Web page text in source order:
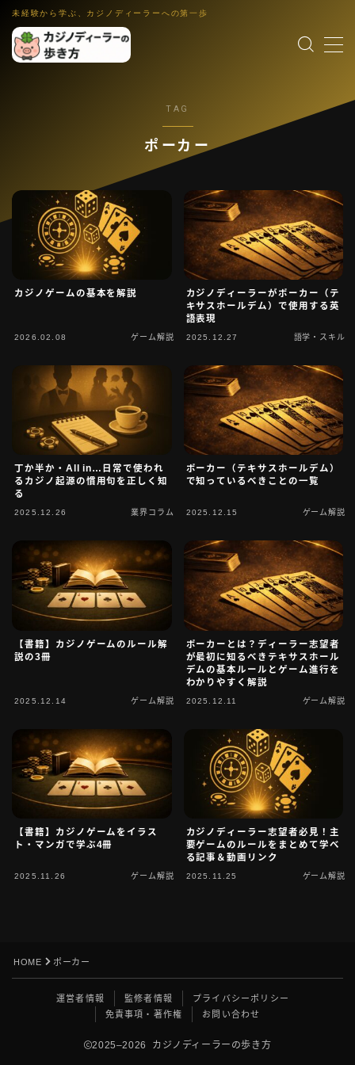
未経験から学ぶ、カジノディーラーへの第一歩
MENU
各ゲーム・控除率・ルール入門
働き方・キャリア IR・法律・海外就業・スクール
業界コラム インタビュー裏話・文化小話・更新演出
語学・スキル 英語教材・接客英語・メンタル・ホスピタリティ
運営者情報
お問い合わせ
タグ一覧
TAG
ポーカー
カジノゲームの基本を解説
2026.02.08 ゲーム解説
カジノディーラーがポーカー（テ
キサスホールデム）で使用する英
語表現
2025.12.27 語学・スキル
丁か半か・All in…日常で使われ
るカジノ起源の慣用句を正しく知
る
2025.12.26 業界コラム
ポーカー（テキサスホールデム）
で知っているべきことの一覧
2025.12.15 ゲーム解説
【書籍】カジノゲームのルール解
説の3冊
2025.12.14 ゲーム解説
ポーカーとは？ディーラー志望者
が最初に知るべきテキサスホール
デムの基本ルールとゲーム進行を
わかりやすく解説
2025.12.11 ゲーム解説
【書籍】カジノゲームをイラス
ト・マンガで学ぶ4冊
2025.11.26 ゲーム解説
カジノディーラー志望者必見！主
要ゲームのルールをまとめて学べ
る記事＆動画リンク
2025.11.25 ゲーム解説
HOME ポーカー
運営者情報 監修者情報
プライバシーポリシー
免責事項・著作権
お問い合わせ
2025–2026 カジノディーラーの歩き方